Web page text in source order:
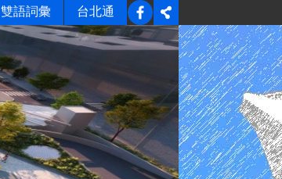
雙語詞彙 台北通